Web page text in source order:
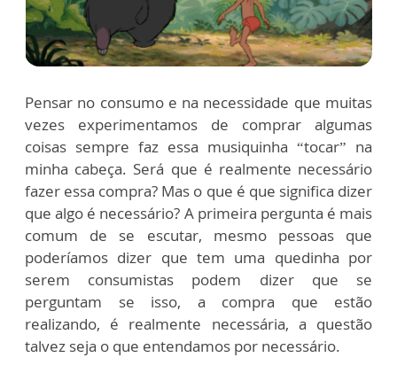
Pensar no consumo e na necessidade que muitas
vezes experimentamos de comprar algumas
coisas sempre faz essa musiquinha “tocar” na
minha cabeça. Será que é realmente necessário
fazer essa compra? Mas o que é que significa dizer
que algo é necessário? A primeira pergunta é mais
comum de se escutar, mesmo pessoas que
poderíamos dizer que tem uma quedinha por
serem consumistas podem dizer que se
perguntam se isso, a compra que estão
realizando, é realmente necessária, a questão
talvez seja o que entendamos por necessário.